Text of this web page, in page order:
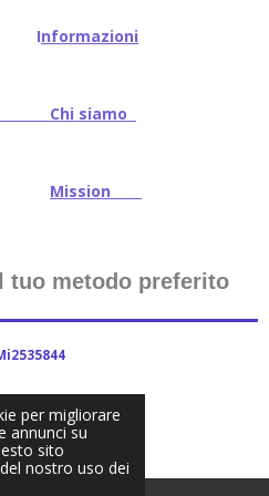
per migliorare
annunci su
sito
nostro uso dei
Informazioni
siamo
Mission
tuo metodo preferito